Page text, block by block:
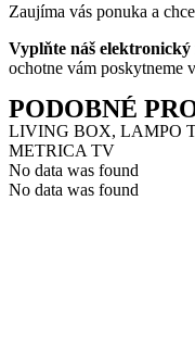
Zaujíma vás ponuka a
Vyplňte náš
ochotne vám poskytneme
PODOBNÉ
LIVING BOX, LAMPO
METRICA TV
No data was found
No data was found